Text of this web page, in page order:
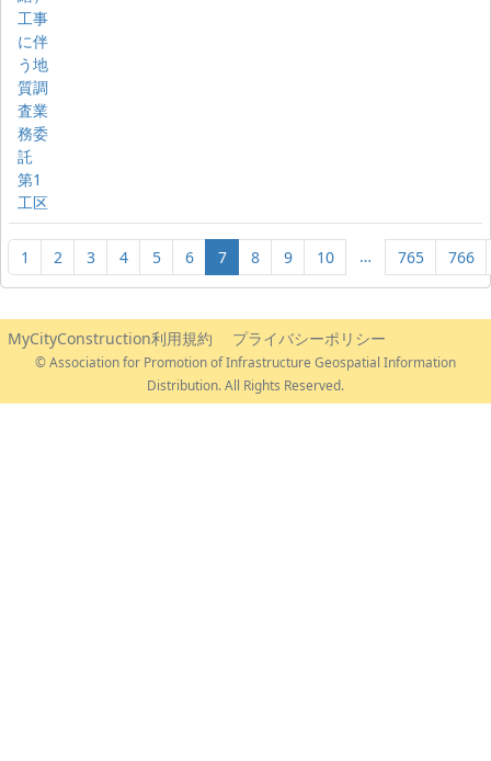
工事
に伴
う地
質調
査業
務委
託
第1
工区
1 2 3 4 5 6 7 8 9 10 … 765 766
MyCityConstruction利用規約 プライバシーポリシー
© Association for Promotion of Infrastructure Geospatial Information
Distribution. All Rights Reserved.